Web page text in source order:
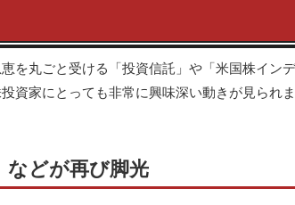
を丸ごと受ける「投資信託」や「米国株イン
資家にとっても非常に興味深い動きが見られ
などが再び脚光